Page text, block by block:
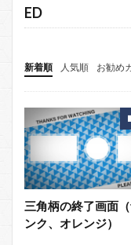
ED
新着順 人気順
お勧め
背景
エフ
カッ
三角柄の終了画面
ンク、オレンジ）